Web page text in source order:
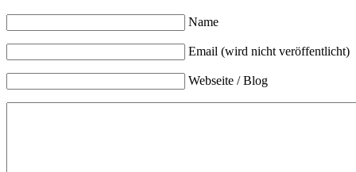
Name
Email (wird nicht veröffentlicht)
Webseite / Blog